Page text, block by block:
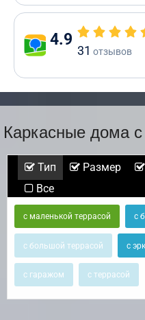
4.9
31 отзывов
Каркасные дома
Тип Размер
Все
с маленькой террасой с
с большой террасой с
с гаражом с террасой